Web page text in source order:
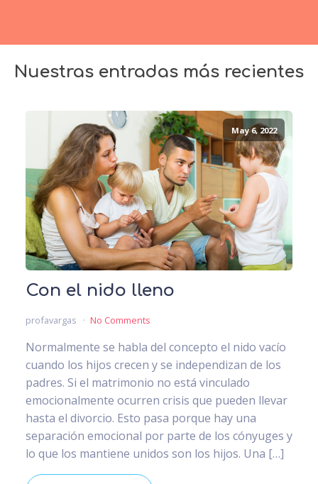
Nuestras entradas más recientes
May 6, 2022
Con el nido lleno
profavargas No Comments
Normalmente se habla del concepto el nido vacío
cuando los hijos crecen y se independizan de los
padres. Si el matrimonio no está vinculado
emocionalmente ocurren crisis que pueden llevar
hasta el divorcio. Esto pasa porque hay una
separación emocional por parte de los cónyuges y
lo que los mantiene unidos son los hijos. Una […]